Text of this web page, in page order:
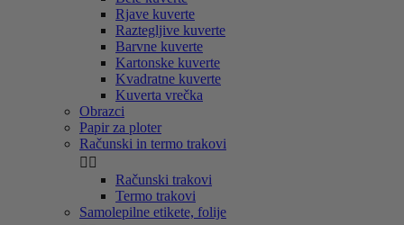
Rjave kuverte
Raztegljive kuverte
Barvne kuverte
Kartonske kuverte
Kvadratne kuverte
Kuverta vrečka
Obrazci
Papir za ploter
Računski in termo trakovi
 
Računski trakovi
Termo trakovi
Samolepilne etikete, folije